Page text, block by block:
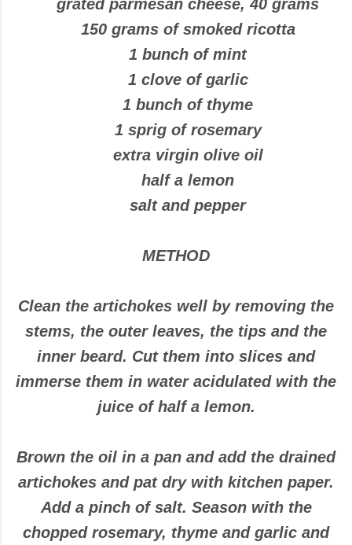
grated parmesan cheese, 40 grams
150 grams of smoked ricotta
1 bunch of mint
1 clove of garlic
1 bunch of thyme
1 sprig of rosemary
extra virgin olive oil
half a lemon
salt and pepper
METHOD
Clean the artichokes well by removing the
stems, the outer leaves, the tips and the
inner beard. Cut them into slices and
immerse them in water acidulated with the
juice of half a lemon.
Brown the oil in a pan and add the drained
artichokes and pat dry with kitchen paper.
Add a pinch of salt. Season with the
chopped rosemary, thyme and garlic and